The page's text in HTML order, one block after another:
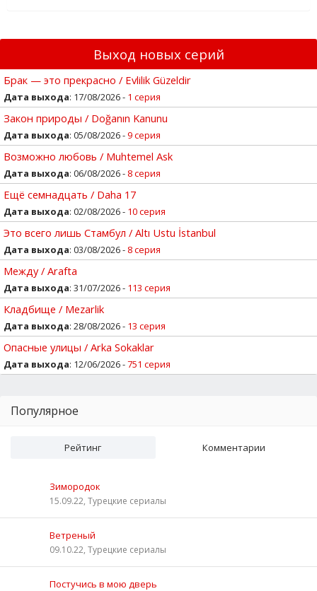
Выход новых серий
Брак — это прекрасно / Evlilik Güzeldir
Дата выхода: 17/08/2026 - 1 серия
Закон природы / Doğanın Kanunu
Дата выхода: 05/08/2026 -9 серия
Возможно любовь / Muhtemel Ask
Дата выхода: 06/08/2026 - 8 серия
Ещё семнадцать / Daha 17
Дата выхода: 02/08/2026 - 10 серия
Это всего лишь Стамбул / Altı Ustu İstanbul
Дата выхода: 03/08/2026 - 8 серия
Между / Arafta
Дата выхода: 31/07/2026 - 113 серия
Кладбище / Mezarlik
Дата выхода: 28/08/2026 - 13 серия
Опасные улицы / Arka Sokaklar
Дата выхода: 12/06/2026 -751 серия
Популярное
Рейтинг Комментарии
Зимородок
15.09.22, Турецкие сериалы
Ветреный
09.10.22, Турецкие сериалы
Постучись в мою дверь